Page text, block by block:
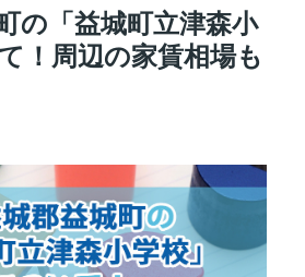
の「益城町立津森小
！周辺の家賃相場も